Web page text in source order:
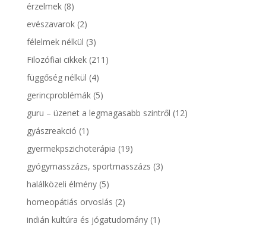
érzelmek(8)
evészavarok(2)
félelmek nélkül (3)
Filozófiai cikkek(211)
függőség nélkül (4)
gerincproblémák(5)
guru – üzenet a legmagasabb szintről (12)
gyászreakció (1)
gyermekpszichoterápia (19)
gyógymasszázs, sportmasszázs (3)
halálközeli élmény(5)
homeopátiás orvoslás (2)
indián kultúra és jógatudomány(1)